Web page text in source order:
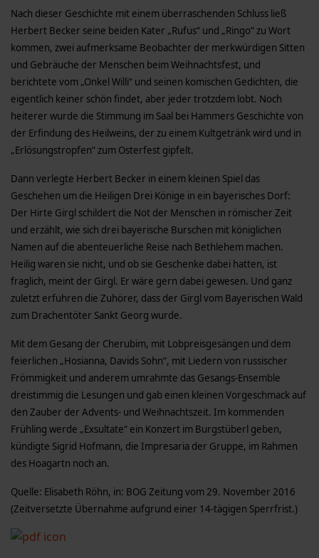
Nach dieser Geschichte mit einem überraschenden Schluss ließ
Herbert Becker seine beiden Kater „Rufus“ und „Ringo“ zu Wort
kommen, zwei aufmerksame Beobachter der merkwürdigen Sitten
und Gebräuche der Menschen beim Weihnachtsfest, und
berichtete vom „Onkel Willi“ und seinen komischen Gedichten, die
eigentlich keiner schön findet, aber jeder trotzdem lobt. Noch
heiterer wurde die Stimmung im Saal bei Hammers Geschichte von
der Erfindung des Heilweins, der zu einem Kultgetränk wird und in
„Erlösungstropfen“ zum Osterfest gipfelt.
Dann verlegte Herbert Becker in einem kleinen Spiel das
Geschehen um die Heiligen Drei Könige in ein bayerisches Dorf:
Der Hirte Girgl schildert die Not der Menschen in römischer Zeit
und erzählt, wie sich drei bayerische Burschen mit königlichen
Namen auf die abenteuerliche Reise nach Bethlehem machen.
Heilig waren sie nicht, und ob sie Geschenke dabei hatten, ist
fraglich, meint der Girgl. Er wäre gern dabei gewesen. Und ganz
zuletzt erfuhren die Zuhörer, dass der Girgl vom Bayerischen Wald
zum Drachentöter Sankt Georg wurde.
Mit dem Gesang der Cherubim, mit Lobpreisgesängen und dem
feierlichen „Hosianna, Davids Sohn“, mit Liedern von russischer
Frömmigkeit und anderem umrahmte das Gesangs-Ensemble
dreistimmig die Lesungen und gab einen kleinen Vorgeschmack auf
den Zauber der Advents- und Weihnachtszeit. Im kommenden
Frühling werde „Exsultate“ ein Konzert im Burgstüberl geben,
kündigte Sigrid Hofmann, die Impresaria der Gruppe, im Rahmen
des Hoagartn noch an.
Quelle: Elisabeth Röhn, in: BOG Zeitung vom 29. November 2016
(Zeitversetzte Übernahme aufgrund einer 14-tägigen Sperrfrist.)